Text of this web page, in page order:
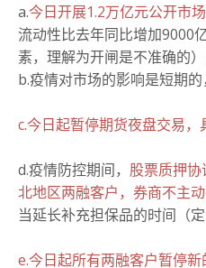
a.今日开展1.2万亿元公开市
流动性比去年同比增加9000
素，理解为开闸是不准确的）
b.疫情对市场的影响是短期的
c.今日起暂停期货夜盘交易，
d.疫情防控期间， 股票质押
北地区两融客户，券商不主动
当延长补充担保品的时间（定
e.今日起所有两融客户暂停